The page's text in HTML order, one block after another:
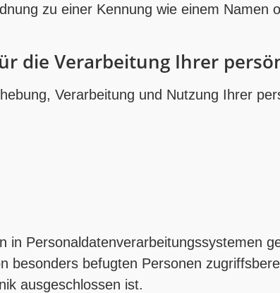
zu einer Kennung wie einem
die Verarbeitung Ihrer
Verarbeitung und Nutzung Ihrer
in Personaldatenverarbeitungssystemen
besonders befugten Personen
ausgeschlossen ist.